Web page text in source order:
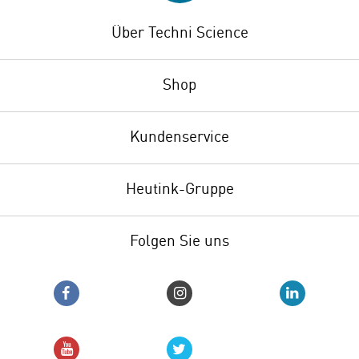
Über Techni Science
Shop
Kundenservice
Heutink-Gruppe
Folgen Sie uns